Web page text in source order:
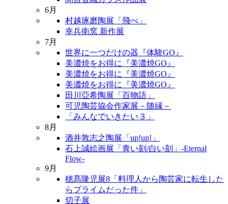
6月
村越琢磨陶展「飛べ」
幸兵衛窯 新作展
7月
世界に一つだけの器『体験GO』
美濃焼をお得に『美濃焼GO』
美濃焼をお得に『美濃焼GO』
美濃焼をお得に『美濃焼GO』
田川亞希陶展「百物語」
可児陶芸協会作家展－随縁－
「みんなでいきたい３」
8月
酒井敦志之陶展「up!up!」
石上誠絵画展「青い刻/白い刻」-Eternal
Flow-
9月
穂髙隆児展8「料理人から陶芸家に転生した
らプライムだった件」
切子展